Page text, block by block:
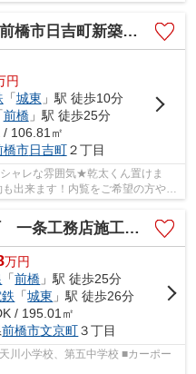
町新築 城東小3分♪都市ガス
円
「城東 」駅 徒歩10分
前橋」駅 徒歩25分
106.81㎡
橋市日吉町２丁目
ャレな雰囲気★乾太くん置けま
出来ます！内覧をご希望の方や住
店施工中古住宅 土地96坪
万円
「前橋 」駅 徒歩25分
鉄 「城東 」駅 徒歩26分
/ 195.01㎡
前橋市文京町３丁目
川小学校、第五中学校 ■カーポー